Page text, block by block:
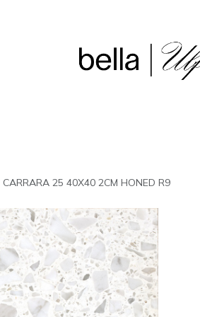
25 40X40 2CM HONED R9